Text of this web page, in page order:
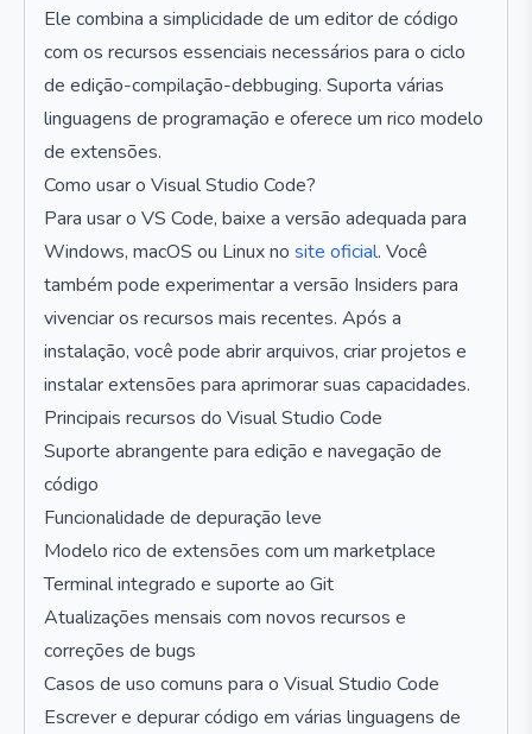
Ele combina a simplicidade de um editor de código
com os recursos essenciais necessários para o ciclo
de edição-compilação-debbuging. Suporta várias
linguagens de programação e oferece um rico modelo
de extensões.
Como usar o Visual Studio Code?
Para usar o VS Code, baixe a versão adequada para
Windows, macOS ou Linux no site oficial. Você
também pode experimentar a versão Insiders para
vivenciar os recursos mais recentes. Após a
instalação, você pode abrir arquivos, criar projetos e
instalar extensões para aprimorar suas capacidades.
Principais recursos do Visual Studio Code
Suporte abrangente para edição e navegação de
código
Funcionalidade de depuração leve
Modelo rico de extensões com um marketplace
Terminal integrado e suporte ao Git
Atualizações mensais com novos recursos e
correções de bugs
Casos de uso comuns para o Visual Studio Code
Escrever e depurar código em várias linguagens de